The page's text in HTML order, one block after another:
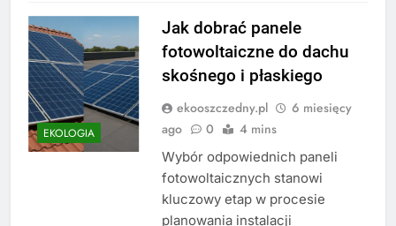
EKOLOGIA
Jak dobrać panele
fotowoltaiczne do dachu
skośnego i płaskiego
ekooszczedny.pl
6 miesięcy
ago
0 4 mins
Wybór odpowiednich paneli
fotowoltaicznych stanowi
kluczowy etap w procesie
planowania instalacji